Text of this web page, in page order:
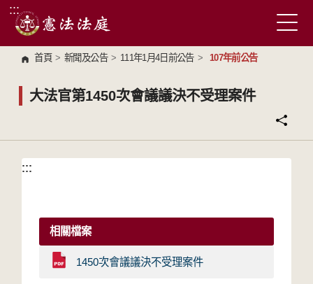
跳到主要內容區塊
:::
首頁 > 新聞及公告 > 111年1月4日前公告 > 107年前公告
大法官第1450次會議議決不受理案件
:::
:::
相關檔案
1450次會議議決不受理案件